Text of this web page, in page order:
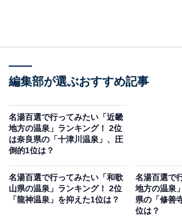
駅「今治湯ノ浦温泉」や瀬戸内海が望め
す。
回答者からは、「家族で行った時に温泉
言っていたので」（20代女性／岩手県
に良い薬効高い良質な温泉があると聞
代回答しない／大阪府）、「国民保養温
編集部が選ぶおすすめ記事
名湯百選で行ってみたい「近畿
地方の温泉」ランキング！ 2位
は奈良県の「十津川温泉」、圧
倒的1位は？
名湯百選で行ってみたい「和歌
山県の温泉」ランキング！ 2位
「龍神温泉」を抑えた1位は？
名湯百選で
地方の温泉
県の「修善
位は？